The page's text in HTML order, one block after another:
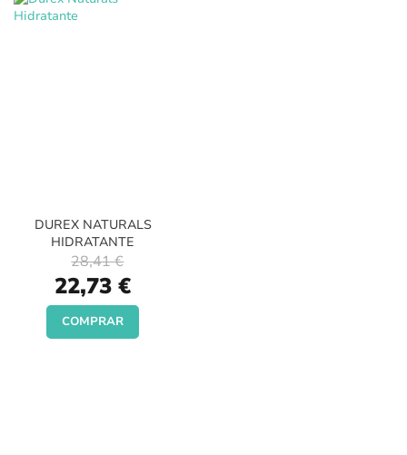
DUREX NATURALS
HIDRATANTE
Special
Price
22,73 €
28,41 €
COMPRAR